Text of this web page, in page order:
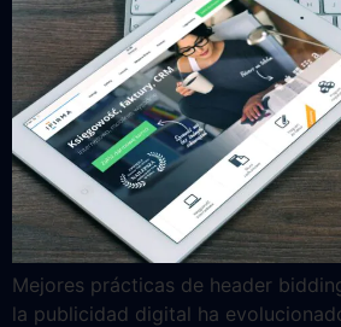
Mejores prácticas de header
la publicidad digital ha